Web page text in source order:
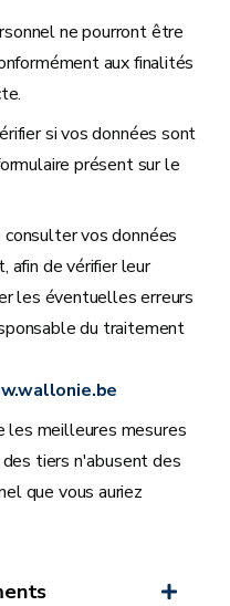
ne pourront être
aux finalités
si vos données sont
présent sur le
vos données
afin de vérifier leur
les éventuelles erreurs
du traitement
les meilleures mesures
tiers n'abusent des
que vous auriez